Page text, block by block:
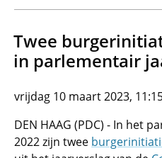
Twee
in parlementair
vrijdag 10 maart 2023,
DEN HAAG (PDC) - In het
2022 zijn twee